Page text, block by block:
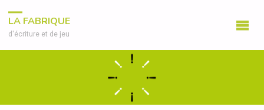
LA FABRIQUE
d'écriture et de jeu